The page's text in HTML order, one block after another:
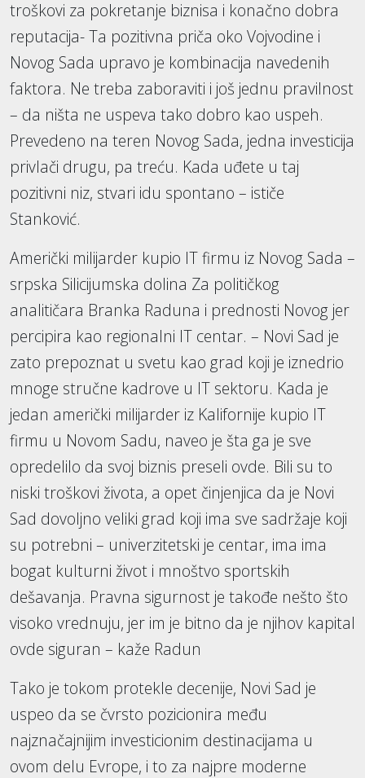
troškovi za pokretanje biznisa i konačno dobra
reputacija- Ta pozitivna priča oko Vojvodine i
Novog Sada upravo je kombinacija navedenih
faktora. Ne treba zaboraviti i još jednu pravilnost
– da ništa ne uspeva tako dobro kao uspeh.
Prevedeno na teren Novog Sada, jedna investicija
privlači drugu, pa treću. Kada uđete u taj
pozitivni niz, stvari idu spontano – ističe
Stanković.
Američki milijarder kupio IT firmu iz Novog Sada –
srpska Silicijumska dolina Za političkog
analitičara Branka Raduna i prednosti Novog jer
percipira kao regionalni IT centar. – Novi Sad je
zato prepoznat u svetu kao grad koji je iznedrio
mnoge stručne kadrove u IT sektoru. Kada je
jedan američki milijarder iz Kalifornije kupio IT
firmu u Novom Sadu, naveo je šta ga je sve
opredelilo da svoj biznis preseli ovde. Bili su to
niski troškovi života, a opet činjenjica da je Novi
Sad dovoljno veliki grad koji ima sve sadržaje koji
su potrebni – univerzitetski je centar, ima ima
bogat kulturni život i mnoštvo sportskih
dešavanja. Pravna sigurnost je takođe nešto što
visoko vrednuju, jer im je bitno da je njihov kapital
ovde siguran – kaže Radun
Tako je tokom protekle decenije, Novi Sad je
uspeo da se čvrsto pozicionira među
najznačajnijim investicionim destinacijama u
ovom delu Evrope, i to za najpre moderne